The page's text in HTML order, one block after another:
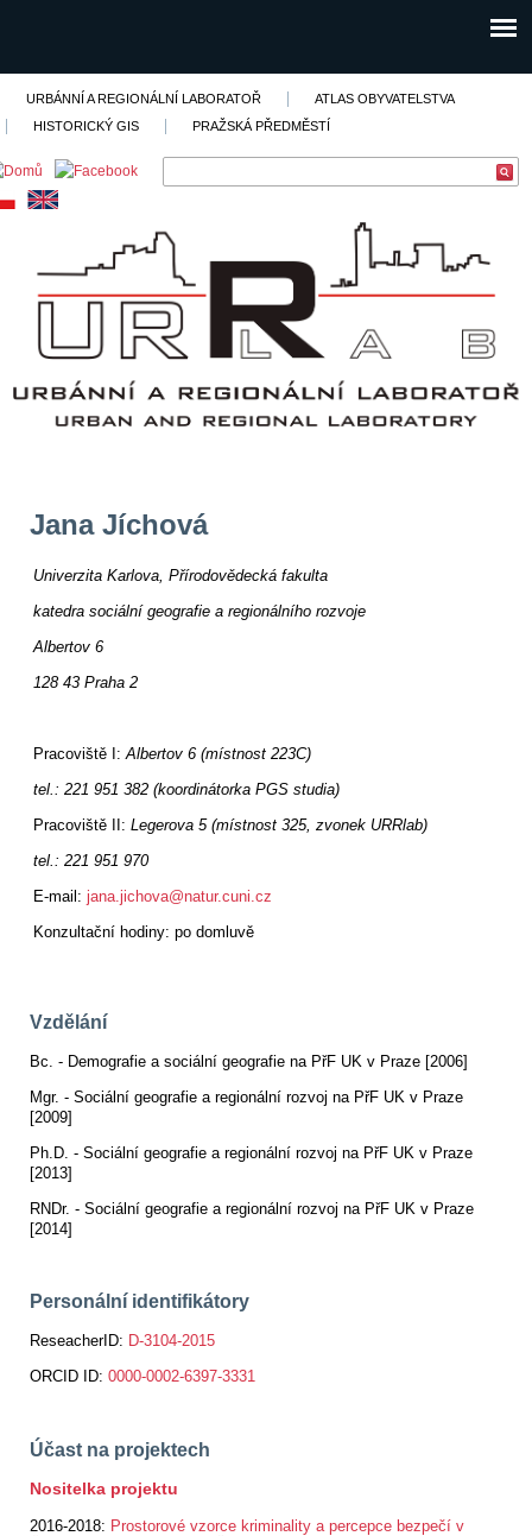
URBÁNNÍ A REGIONÁLNÍ LABORATOŘ
ATLAS OBYVATELSTVA
HISTORICKÝ GIS
PRAŽSKÁ PŘEDMĚSTÍ
Jana Jíchová
Univerzita Karlova, Přírodovědecká fakulta
katedra sociální geografie a regionálního rozvoje
Albertov 6
128 43 Praha 2
Pracoviště I:Albertov 6 (místnost 223C)
tel.: 221 951 382 (koordinátorka PGS studia)
Pracoviště II: Legerova 5 (místnost 325, zvonek URRlab)
tel.: 221 951 970
E-mail: jana.jichova@natur.cuni.cz
Konzultační hodiny: po domluvě
Vzdělání
Bc. - Demografie a sociální geografie na PřF UK v Praze [2006]
Mgr. - Sociální geografie a regionální rozvoj na PřF UK v Praze
[2009]
Ph.D. - Sociální geografie a regionální rozvoj na PřF UK v Praze
[2013]
RNDr. - Sociální geografie a regionální rozvoj na PřF UK v Praze
[2014]
Personální identifikátory
ReseacherID: D-3104-2015
ORCID ID: 0000-0002-6397-3331
Účast na projektech
Nositelka projektu
2016-2018: Prostorové vzorce kriminality a percepce bezpečí v